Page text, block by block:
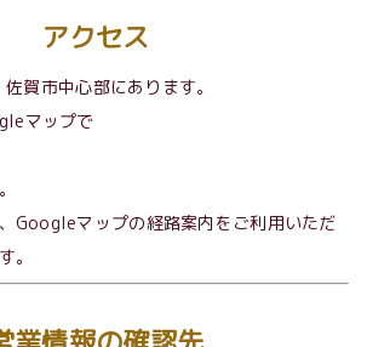
アクセス
賀市中心部にあります。
マップで
Googleマップの経路案内をご利用いただ
。